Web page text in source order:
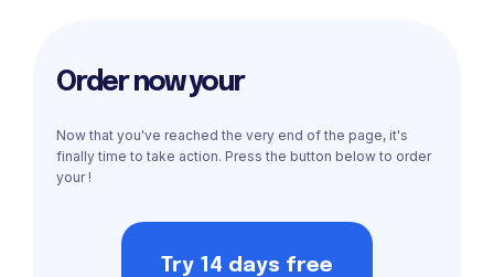
Order now your
Now that you've reached the very end of the page, it's
finally time to take action. Press the button below to order
your !
Try 14 days free